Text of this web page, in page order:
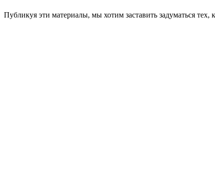
Публикуя эти материалы, мы хотим заставить задуматься